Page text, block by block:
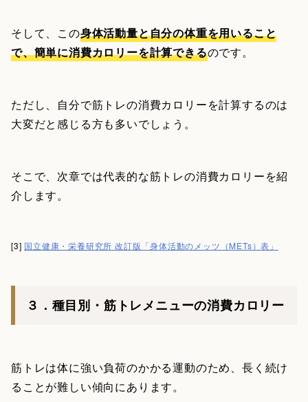
そして、この身体活動量と自分の体重を用いること
で、簡単に消費カロリーを計算できるのです。
ただし、自分で筋トレの消費カロリーを計算するのは
大変だと感じる方も多いでしょう。
そこで、次章では代表的な筋トレの消費カロリーを紹
介します。
[3] 国立健康・栄養研究所 改訂版「身体活動のメッツ（METs）表」
３．種目別・筋トレメニューの消費カロリー
筋トレは体に強い負荷のかかる運動のため、長く続け
ることが難しい傾向にあります。